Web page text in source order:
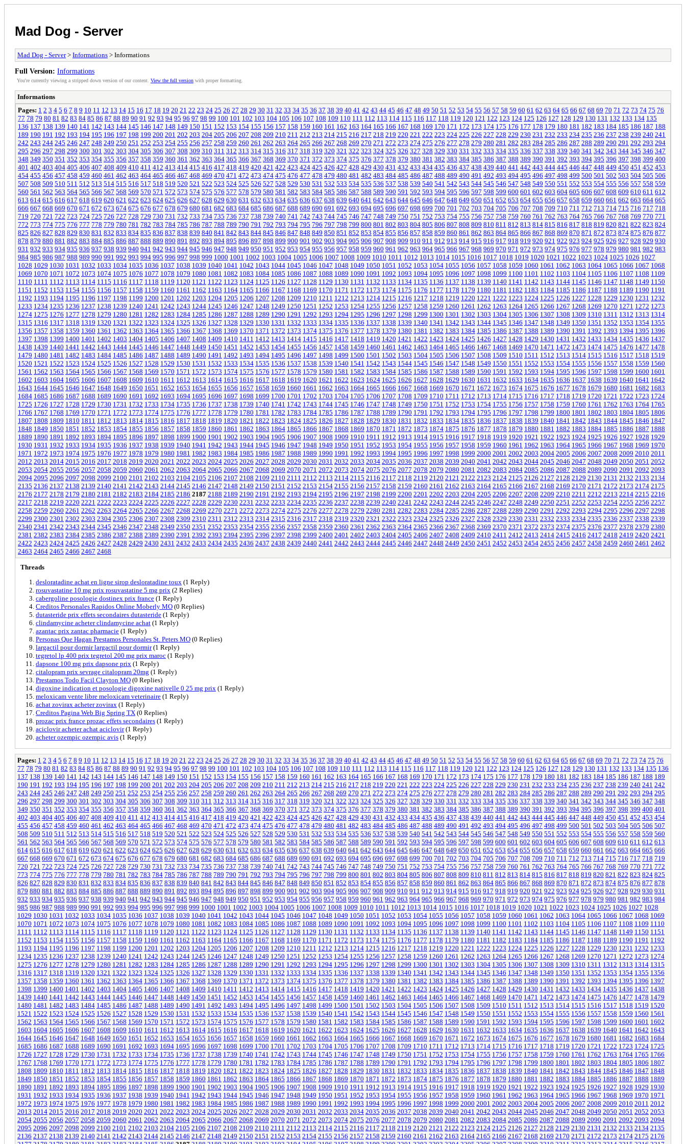
Mad Dog - Server
Mad Dog - Server> Informations > Informations
Full Version: Informations
You're currently viewing a stripped down version of our content. View the full version with proper formatting.
Informations
Pages: 1 2 3 4 5 6 7 8 9 10 11 12 13 14 15 16 17 18 19 20 21 22 23 24 25 26 27 28 29 30 31 32 33 34 35 36 37 38 39 40 41 42 43 44 45 46 47 48 49 50 51 52 53 54 55 56 57 58 59 60 61 62 63 64 65 66 67 68 69 70 71 72 73 74 75 76
77 78 79 80 81 82 83 84 85 86 87 88 89 90 91 92 93 94 95 96 97 98 99 100 101 102 103 104 105 106 107 108 109 110 111 112 113 114 115 116 117 118 119 120 121 122 123 124 125 126 127 128 129 130 131 132 133 134 135
136 137 138 139 140 141 142 143 144 145 146 147 148 149 150 151 152 153 154 155 156 157 158 159 160 161 162 163 164 165 166 167 168 169 170 171 172 173 174 175 176 177 178 179 180 181 182 183 184 185 186 187 188
189 190 191 192 193 194 195 196 197 198 199 200 201 202 203 204 205 206 207 208 209 210 211 212 213 214 215 216 217 218 219 220 221 222 223 224 225 226 227 228 229 230 231 232 233 234 235 236 237 238 239 240 241
242 243 244 245 246 247 248 249 250 251 252 253 254 255 256 257 258 259 260 261 262 263 264 265 266 267 268 269 270 271 272 273 274 275 276 277 278 279 280 281 282 283 284 285 286 287 288 289 290 291 292 293 294
295 296 297 298 299 300 301 302 303 304 305 306 307 308 309 310 311 312 313 314 315 316 317 318 319 320 321 322 323 324 325 326 327 328 329 330 331 332 333 334 335 336 337 338 339 340 341 342 343 344 345 346 347
348 349 350 351 352 353 354 355 356 357 358 359 360 361 362 363 364 365 366 367 368 369 370 371 372 373 374 375 376 377 378 379 380 381 382 383 384 385 386 387 388 389 390 391 392 393 394 395 396 397 398 399 400
401 402 403 404 405 406 407 408 409 410 411 412 413 414 415 416 417 418 419 420 421 422 423 424 425 426 427 428 429 430 431 432 433 434 435 436 437 438 439 440 441 442 443 444 445 446 447 448 449 450 451 452 453
454 455 456 457 458 459 460 461 462 463 464 465 466 467 468 469 470 471 472 473 474 475 476 477 478 479 480 481 482 483 484 485 486 487 488 489 490 491 492 493 494 495 496 497 498 499 500 501 502 503 504 505 506
507 508 509 510 511 512 513 514 515 516 517 518 519 520 521 522 523 524 525 526 527 528 529 530 531 532 533 534 535 536 537 538 539 540 541 542 543 544 545 546 547 548 549 550 551 552 553 554 555 556 557 558 559
560 561 562 563 564 565 566 567 568 569 570 571 572 573 574 575 576 577 578 579 580 581 582 583 584 585 586 587 588 589 590 591 592 593 594 595 596 597 598 599 600 601 602 603 604 605 606 607 608 609 610 611 612
613 614 615 616 617 618 619 620 621 622 623 624 625 626 627 628 629 630 631 632 633 634 635 636 637 638 639 640 641 642 643 644 645 646 647 648 649 650 651 652 653 654 655 656 657 658 659 660 661 662 663 664 665
666 667 668 669 670 671 672 673 674 675 676 677 678 679 680 681 682 683 684 685 686 687 688 689 690 691 692 693 694 695 696 697 698 699 700 701 702 703 704 705 706 707 708 709 710 711 712 713 714 715 716 717 718
719 720 721 722 723 724 725 726 727 728 729 730 731 732 733 734 735 736 737 738 739 740 741 742 743 744 745 746 747 748 749 750 751 752 753 754 755 756 757 758 759 760 761 762 763 764 765 766 767 768 769 770 771
772 773 774 775 776 777 778 779 780 781 782 783 784 785 786 787 788 789 790 791 792 793 794 795 796 797 798 799 800 801 802 803 804 805 806 807 808 809 810 811 812 813 814 815 816 817 818 819 820 821 822 823 824
825 826 827 828 829 830 831 832 833 834 835 836 837 838 839 840 841 842 843 844 845 846 847 848 849 850 851 852 853 854 855 856 857 858 859 860 861 862 863 864 865 866 867 868 869 870 871 872 873 874 875 876 877
878 879 880 881 882 883 884 885 886 887 888 889 890 891 892 893 894 895 896 897 898 899 900 901 902 903 904 905 906 907 908 909 910 911 912 913 914 915 916 917 918 919 920 921 922 923 924 925 926 927 928 929 930
931 932 933 934 935 936 937 938 939 940 941 942 943 944 945 946 947 948 949 950 951 952 953 954 955 956 957 958 959 960 961 962 963 964 965 966 967 968 969 970 971 972 973 974 975 976 977 978 979 980 981 982 983
984 985 986 987 988 989 990 991 992 993 994 995 996 997 998 999 1000 1001 1002 1003 1004 1005 1006 1007 1008 1009 1010 1011 1012 1013 1014 1015 1016 1017 1018 1019 1020 1021 1022 1023 1024 1025 1026 1027
1028 1029 1030 1031 1032 1033 1034 1035 1036 1037 1038 1039 1040 1041 1042 1043 1044 1045 1046 1047 1048 1049 1050 1051 1052 1053 1054 1055 1056 1057 1058 1059 1060 1061 1062 1063 1064 1065 1066 1067 1068
1069 1070 1071 1072 1073 1074 1075 1076 1077 1078 1079 1080 1081 1082 1083 1084 1085 1086 1087 1088 1089 1090 1091 1092 1093 1094 1095 1096 1097 1098 1099 1100 1101 1102 1103 1104 1105 1106 1107 1108 1109
1110 1111 1112 1113 1114 1115 1116 1117 1118 1119 1120 1121 1122 1123 1124 1125 1126 1127 1128 1129 1130 1131 1132 1133 1134 1135 1136 1137 1138 1139 1140 1141 1142 1143 1144 1145 1146 1147 1148 1149 1150
1151 1152 1153 1154 1155 1156 1157 1158 1159 1160 1161 1162 1163 1164 1165 1166 1167 1168 1169 1170 1171 1172 1173 1174 1175 1176 1177 1178 1179 1180 1181 1182 1183 1184 1185 1186 1187 1188 1189 1190 1191
1192 1193 1194 1195 1196 1197 1198 1199 1200 1201 1202 1203 1204 1205 1206 1207 1208 1209 1210 1211 1212 1213 1214 1215 1216 1217 1218 1219 1220 1221 1222 1223 1224 1225 1226 1227 1228 1229 1230 1231 1232
1233 1234 1235 1236 1237 1238 1239 1240 1241 1242 1243 1244 1245 1246 1247 1248 1249 1250 1251 1252 1253 1254 1255 1256 1257 1258 1259 1260 1261 1262 1263 1264 1265 1266 1267 1268 1269 1270 1271 1272 1273
1274 1275 1276 1277 1278 1279 1280 1281 1282 1283 1284 1285 1286 1287 1288 1289 1290 1291 1292 1293 1294 1295 1296 1297 1298 1299 1300 1301 1302 1303 1304 1305 1306 1307 1308 1309 1310 1311 1312 1313 1314
1315 1316 1317 1318 1319 1320 1321 1322 1323 1324 1325 1326 1327 1328 1329 1330 1331 1332 1333 1334 1335 1336 1337 1338 1339 1340 1341 1342 1343 1344 1345 1346 1347 1348 1349 1350 1351 1352 1353 1354 1355
1356 1357 1358 1359 1360 1361 1362 1363 1364 1365 1366 1367 1368 1369 1370 1371 1372 1373 1374 1375 1376 1377 1378 1379 1380 1381 1382 1383 1384 1385 1386 1387 1388 1389 1390 1391 1392 1393 1394 1395 1396
1397 1398 1399 1400 1401 1402 1403 1404 1405 1406 1407 1408 1409 1410 1411 1412 1413 1414 1415 1416 1417 1418 1419 1420 1421 1422 1423 1424 1425 1426 1427 1428 1429 1430 1431 1432 1433 1434 1435 1436 1437
1438 1439 1440 1441 1442 1443 1444 1445 1446 1447 1448 1449 1450 1451 1452 1453 1454 1455 1456 1457 1458 1459 1460 1461 1462 1463 1464 1465 1466 1467 1468 1469 1470 1471 1472 1473 1474 1475 1476 1477 1478
1479 1480 1481 1482 1483 1484 1485 1486 1487 1488 1489 1490 1491 1492 1493 1494 1495 1496 1497 1498 1499 1500 1501 1502 1503 1504 1505 1506 1507 1508 1509 1510 1511 1512 1513 1514 1515 1516 1517 1518 1519
1520 1521 1522 1523 1524 1525 1526 1527 1528 1529 1530 1531 1532 1533 1534 1535 1536 1537 1538 1539 1540 1541 1542 1543 1544 1545 1546 1547 1548 1549 1550 1551 1552 1553 1554 1555 1556 1557 1558 1559 1560
1561 1562 1563 1564 1565 1566 1567 1568 1569 1570 1571 1572 1573 1574 1575 1576 1577 1578 1579 1580 1581 1582 1583 1584 1585 1586 1587 1588 1589 1590 1591 1592 1593 1594 1595 1596 1597 1598 1599 1600 1601
1602 1603 1604 1605 1606 1607 1608 1609 1610 1611 1612 1613 1614 1615 1616 1617 1618 1619 1620 1621 1622 1623 1624 1625 1626 1627 1628 1629 1630 1631 1632 1633 1634 1635 1636 1637 1638 1639 1640 1641 1642
1643 1644 1645 1646 1647 1648 1649 1650 1651 1652 1653 1654 1655 1656 1657 1658 1659 1660 1661 1662 1663 1664 1665 1666 1667 1668 1669 1670 1671 1672 1673 1674 1675 1676 1677 1678 1679 1680 1681 1682 1683
1684 1685 1686 1687 1688 1689 1690 1691 1692 1693 1694 1695 1696 1697 1698 1699 1700 1701 1702 1703 1704 1705 1706 1707 1708 1709 1710 1711 1712 1713 1714 1715 1716 1717 1718 1719 1720 1721 1722 1723 1724
1725 1726 1727 1728 1729 1730 1731 1732 1733 1734 1735 1736 1737 1738 1739 1740 1741 1742 1743 1744 1745 1746 1747 1748 1749 1750 1751 1752 1753 1754 1755 1756 1757 1758 1759 1760 1761 1762 1763 1764 1765
1766 1767 1768 1769 1770 1771 1772 1773 1774 1775 1776 1777 1778 1779 1780 1781 1782 1783 1784 1785 1786 1787 1788 1789 1790 1791 1792 1793 1794 1795 1796 1797 1798 1799 1800 1801 1802 1803 1804 1805 1806
1807 1808 1809 1810 1811 1812 1813 1814 1815 1816 1817 1818 1819 1820 1821 1822 1823 1824 1825 1826 1827 1828 1829 1830 1831 1832 1833 1834 1835 1836 1837 1838 1839 1840 1841 1842 1843 1844 1845 1846 1847
1848 1849 1850 1851 1852 1853 1854 1855 1856 1857 1858 1859 1860 1861 1862 1863 1864 1865 1866 1867 1868 1869 1870 1871 1872 1873 1874 1875 1876 1877 1878 1879 1880 1881 1882 1883 1884 1885 1886 1887 1888
1889 1890 1891 1892 1893 1894 1895 1896 1897 1898 1899 1900 1901 1902 1903 1904 1905 1906 1907 1908 1909 1910 1911 1912 1913 1914 1915 1916 1917 1918 1919 1920 1921 1922 1923 1924 1925 1926 1927 1928 1929
1930 1931 1932 1933 1934 1935 1936 1937 1938 1939 1940 1941 1942 1943 1944 1945 1946 1947 1948 1949 1950 1951 1952 1953 1954 1955 1956 1957 1958 1959 1960 1961 1962 1963 1964 1965 1966 1967 1968 1969 1970
1971 1972 1973 1974 1975 1976 1977 1978 1979 1980 1981 1982 1983 1984 1985 1986 1987 1988 1989 1990 1991 1992 1993 1994 1995 1996 1997 1998 1999 2000 2001 2002 2003 2004 2005 2006 2007 2008 2009 2010 2011
2012 2013 2014 2015 2016 2017 2018 2019 2020 2021 2022 2023 2024 2025 2026 2027 2028 2029 2030 2031 2032 2033 2034 2035 2036 2037 2038 2039 2040 2041 2042 2043 2044 2045 2046 2047 2048 2049 2050 2051 2052
2053 2054 2055 2056 2057 2058 2059 2060 2061 2062 2063 2064 2065 2066 2067 2068 2069 2070 2071 2072 2073 2074 2075 2076 2077 2078 2079 2080 2081 2082 2083 2084 2085 2086 2087 2088 2089 2090 2091 2092 2093
2094 2095 2096 2097 2098 2099 2100 2101 2102 2103 2104 2105 2106 2107 2108 2109 2110 2111 2112 2113 2114 2115 2116 2117 2118 2119 2120 2121 2122 2123 2124 2125 2126 2127 2128 2129 2130 2131 2132 2133 2134
2135 2136 2137 2138 2139 2140 2141 2142 2143 2144 2145 2146 2147 2148 2149 2150 2151 2152 2153 2154 2155 2156 2157 2158 2159 2160 2161 2162 2163 2164 2165 2166 2167 2168 2169 2170 2171 2172 2173 2174 2175
2176 2177 2178 2179 2180 2181 2182 2183 2184 2185 2186 2187 2188 2189 2190 2191 2192 2193 2194 2195 2196 2197 2198 2199 2200 2201 2202 2203 2204 2205 2206 2207 2208 2209 2210 2211 2212 2213 2214 2215 2216
2217 2218 2219 2220 2221 2222 2223 2224 2225 2226 2227 2228 2229 2230 2231 2232 2233 2234 2235 2236 2237 2238 2239 2240 2241 2242 2243 2244 2245 2246 2247 2248 2249 2250 2251 2252 2253 2254 2255 2256 2257
2258 2259 2260 2261 2262 2263 2264 2265 2266 2267 2268 2269 2270 2271 2272 2273 2274 2275 2276 2277 2278 2279 2280 2281 2282 2283 2284 2285 2286 2287 2288 2289 2290 2291 2292 2293 2294 2295 2296 2297 2298
2299 2300 2301 2302 2303 2304 2305 2306 2307 2308 2309 2310 2311 2312 2313 2314 2315 2316 2317 2318 2319 2320 2321 2322 2323 2324 2325 2326 2327 2328 2329 2330 2331 2332 2333 2334 2335 2336 2337 2338 2339
2340 2341 2342 2343 2344 2345 2346 2347 2348 2349 2350 2351 2352 2353 2354 2355 2356 2357 2358 2359 2360 2361 2362 2363 2364 2365 2366 2367 2368 2369 2370 2371 2372 2373 2374 2375 2376 2377 2378 2379 2380
2381 2382 2383 2384 2385 2386 2387 2388 2389 2390 2391 2392 2393 2394 2395 2396 2397 2398 2399 2400 2401 2402 2403 2404 2405 2406 2407 2408 2409 2410 2411 2412 2413 2414 2415 2416 2417 2418 2419 2420 2421
2422 2423 2424 2425 2426 2427 2428 2429 2430 2431 2432 2433 2434 2435 2436 2437 2438 2439 2440 2441 2442 2443 2444 2445 2446 2447 2448 2449 2450 2451 2452 2453 2454 2455 2456 2457 2458 2459 2460 2461 2462
2463 2464 2465 2466 2467 2468
Threads
desloratadine achat en ligne sirop desloratadine toux (1 Reply)
rosuvastatine 10 mg prix rosuvastatine 5 mg prix (2 Replies)
cabergoline posologie dostinex prix france (1 Reply)
Creditos Personales Rapidos Online Moberly MO (0 Replies)
dutasteride prix effets secondaires dutasteride (1 Reply)
clindamycine acheter clindamycine achat (1 Reply)
azantac prix zantac pharmacie (1 Reply)
Personas Que Hagan Prestamos Personales St. Peters MO (0 Replies)
largactil pour dormir largactil pour dormir(1 Reply)
tegretol lp 400 prix tegretol 200 mg prix maroc (1 Reply)
dapsone 100 mg prix dapsone prix (1 Reply)
citalopram prix sevrage citalopram 20mg (1 Reply)
Prestamos Todo Facil Clayton MO (0 Replies)
digoxine indication et posologie digoxine nativelle 0 25 mg prix (1 Reply)
meloxicam vente libre meloxicam veterinaire (1 Reply)
achat zovirax acheter zovirax (1 Reply)
Creditos Pagina Web Big Spring TX (0 Replies)
prozac prix france prozac effets secondaires (1 Reply)
aciclovir acheter achat aciclovir(1 Reply)
acheter ozempic ozempic avis (1 Reply)
Pages: 1 2 3 4 5 6 7 8 9 10 11 12 13 14 15 16 17 18 19 20 21 22 23 24 25 26 27 28 29 30 31 32 33 34 35 36 37 38 39 40 41 42 43 44 45 46 47 48 49 50 51 52 53 54 55 56 57 58 59 60 61 62 63 64 65 66 67 68 69 70 71 72 73 74 75 76
77 78 79 80 81 82 83 84 85 86 87 88 89 90 91 92 93 94 95 96 97 98 99 100 101 102 103 104 105 106 107 108 109 110 111 112 113 114 115 116 117 118 119 120 121 122 123 124 125 126 127 128 129 130 131 132 133 134 135 136
137 138 139 140 141 142 143 144 145 146 147 148 149 150 151 152 153 154 155 156 157 158 159 160 161 162 163 164 165 166 167 168 169 170 171 172 173 174 175 176 177 178 179 180 181 182 183 184 185 186 187 188 189
190 191 192 193 194 195 196 197 198 199 200 201 202 203 204 205 206 207 208 209 210 211 212 213 214 215 216 217 218 219 220 221 222 223 224 225 226 227 228 229 230 231 232 233 234 235 236 237 238 239 240 241 242
243 244 245 246 247 248 249 250 251 252 253 254 255 256 257 258 259 260 261 262 263 264 265 266 267 268 269 270 271 272 273 274 275 276 277 278 279 280 281 282 283 284 285 286 287 288 289 290 291 292 293 294 295
296 297 298 299 300 301 302 303 304 305 306 307 308 309 310 311 312 313 314 315 316 317 318 319 320 321 322 323 324 325 326 327 328 329 330 331 332 333 334 335 336 337 338 339 340 341 342 343 344 345 346 347 348
349 350 351 352 353 354 355 356 357 358 359 360 361 362 363 364 365 366 367 368 369 370 371 372 373 374 375 376 377 378 379 380 381 382 383 384 385 386 387 388 389 390 391 392 393 394 395 396 397 398 399 400 401
402 403 404 405 406 407 408 409 410 411 412 413 414 415 416 417 418 419 420 421 422 423 424 425 426 427 428 429 430 431 432 433 434 435 436 437 438 439 440 441 442 443 444 445 446 447 448 449 450 451 452 453 454
455 456 457 458 459 460 461 462 463 464 465 466 467 468 469 470 471 472 473 474 475 476 477 478 479 480 481 482 483 484 485 486 487 488 489 490 491 492 493 494 495 496 497 498 499 500 501 502 503 504 505 506 507
508 509 510 511 512 513 514 515 516 517 518 519 520 521 522 523 524 525 526 527 528 529 530 531 532 533 534 535 536 537 538 539 540 541 542 543 544 545 546 547 548 549 550 551 552 553 554 555 556 557 558 559 560
561 562 563 564 565 566 567 568 569 570 571 572 573 574 575 576 577 578 579 580 581 582 583 584 585 586 587 588 589 590 591 592 593 594 595 596 597 598 599 600 601 602 603 604 605 606 607 608 609 610 611 612 613
614 615 616 617 618 619 620 621 622 623 624 625 626 627 628 629 630 631 632 633 634 635 636 637 638 639 640 641 642 643 644 645 646 647 648 649 650 651 652 653 654 655 656 657 658 659 660 661 662 663 664 665 666
667 668 669 670 671 672 673 674 675 676 677 678 679 680 681 682 683 684 685 686 687 688 689 690 691 692 693 694 695 696 697 698 699 700 701 702 703 704 705 706 707 708 709 710 711 712 713 714 715 716 717 718 719
720 721 722 723 724 725 726 727 728 729 730 731 732 733 734 735 736 737 738 739 740 741 742 743 744 745 746 747 748 749 750 751 752 753 754 755 756 757 758 759 760 761 762 763 764 765 766 767 768 769 770 771 772
773 774 775 776 777 778 779 780 781 782 783 784 785 786 787 788 789 790 791 792 793 794 795 796 797 798 799 800 801 802 803 804 805 806 807 808 809 810 811 812 813 814 815 816 817 818 819 820 821 822 823 824 825
826 827 828 829 830 831 832 833 834 835 836 837 838 839 840 841 842 843 844 845 846 847 848 849 850 851 852 853 854 855 856 857 858 859 860 861 862 863 864 865 866 867 868 869 870 871 872 873 874 875 876 877 878
879 880 881 882 883 884 885 886 887 888 889 890 891 892 893 894 895 896 897 898 899 900 901 902 903 904 905 906 907 908 909 910 911 912 913 914 915 916 917 918 919 920 921 922 923 924 925 926 927 928 929 930 931
932 933 934 935 936 937 938 939 940 941 942 943 944 945 946 947 948 949 950 951 952 953 954 955 956 957 958 959 960 961 962 963 964 965 966 967 968 969 970 971 972 973 974 975 976 977 978 979 980 981 982 983 984
985 986 987 988 989 990 991 992 993 994 995 996 997 998 999 1000 1001 1002 1003 1004 1005 1006 1007 1008 1009 1010 1011 1012 1013 1014 1015 1016 1017 1018 1019 1020 1021 1022 1023 1024 1025 1026 1027 1028
1029 1030 1031 1032 1033 1034 1035 1036 1037 1038 1039 1040 1041 1042 1043 1044 1045 1046 1047 1048 1049 1050 1051 1052 1053 1054 1055 1056 1057 1058 1059 1060 1061 1062 1063 1064 1065 1066 1067 1068 1069
1070 1071 1072 1073 1074 1075 1076 1077 1078 1079 1080 1081 1082 1083 1084 1085 1086 1087 1088 1089 1090 1091 1092 1093 1094 1095 1096 1097 1098 1099 1100 1101 1102 1103 1104 1105 1106 1107 1108 1109 1110
1111 1112 1113 1114 1115 1116 1117 1118 1119 1120 1121 1122 1123 1124 1125 1126 1127 1128 1129 1130 1131 1132 1133 1134 1135 1136 1137 1138 1139 1140 1141 1142 1143 1144 1145 1146 1147 1148 1149 1150 1151
1152 1153 1154 1155 1156 1157 1158 1159 1160 1161 1162 1163 1164 1165 1166 1167 1168 1169 1170 1171 1172 1173 1174 1175 1176 1177 1178 1179 1180 1181 1182 1183 1184 1185 1186 1187 1188 1189 1190 1191 1192
1193 1194 1195 1196 1197 1198 1199 1200 1201 1202 1203 1204 1205 1206 1207 1208 1209 1210 1211 1212 1213 1214 1215 1216 1217 1218 1219 1220 1221 1222 1223 1224 1225 1226 1227 1228 1229 1230 1231 1232 1233
1234 1235 1236 1237 1238 1239 1240 1241 1242 1243 1244 1245 1246 1247 1248 1249 1250 1251 1252 1253 1254 1255 1256 1257 1258 1259 1260 1261 1262 1263 1264 1265 1266 1267 1268 1269 1270 1271 1272 1273 1274
1275 1276 1277 1278 1279 1280 1281 1282 1283 1284 1285 1286 1287 1288 1289 1290 1291 1292 1293 1294 1295 1296 1297 1298 1299 1300 1301 1302 1303 1304 1305 1306 1307 1308 1309 1310 1311 1312 1313 1314 1315
1316 1317 1318 1319 1320 1321 1322 1323 1324 1325 1326 1327 1328 1329 1330 1331 1332 1333 1334 1335 1336 1337 1338 1339 1340 1341 1342 1343 1344 1345 1346 1347 1348 1349 1350 1351 1352 1353 1354 1355 1356
1357 1358 1359 1360 1361 1362 1363 1364 1365 1366 1367 1368 1369 1370 1371 1372 1373 1374 1375 1376 1377 1378 1379 1380 1381 1382 1383 1384 1385 1386 1387 1388 1389 1390 1391 1392 1393 1394 1395 1396 1397
1398 1399 1400 1401 1402 1403 1404 1405 1406 1407 1408 1409 1410 1411 1412 1413 1414 1415 1416 1417 1418 1419 1420 1421 1422 1423 1424 1425 1426 1427 1428 1429 1430 1431 1432 1433 1434 1435 1436 1437 1438
1439 1440 1441 1442 1443 1444 1445 1446 1447 1448 1449 1450 1451 1452 1453 1454 1455 1456 1457 1458 1459 1460 1461 1462 1463 1464 1465 1466 1467 1468 1469 1470 1471 1472 1473 1474 1475 1476 1477 1478 1479
1480 1481 1482 1483 1484 1485 1486 1487 1488 1489 1490 1491 1492 1493 1494 1495 1496 1497 1498 1499 1500 1501 1502 1503 1504 1505 1506 1507 1508 1509 1510 1511 1512 1513 1514 1515 1516 1517 1518 1519 1520
1521 1522 1523 1524 1525 1526 1527 1528 1529 1530 1531 1532 1533 1534 1535 1536 1537 1538 1539 1540 1541 1542 1543 1544 1545 1546 1547 1548 1549 1550 1551 1552 1553 1554 1555 1556 1557 1558 1559 1560 1561
1562 1563 1564 1565 1566 1567 1568 1569 1570 1571 1572 1573 1574 1575 1576 1577 1578 1579 1580 1581 1582 1583 1584 1585 1586 1587 1588 1589 1590 1591 1592 1593 1594 1595 1596 1597 1598 1599 1600 1601 1602
1603 1604 1605 1606 1607 1608 1609 1610 1611 1612 1613 1614 1615 1616 1617 1618 1619 1620 1621 1622 1623 1624 1625 1626 1627 1628 1629 1630 1631 1632 1633 1634 1635 1636 1637 1638 1639 1640 1641 1642 1643
1644 1645 1646 1647 1648 1649 1650 1651 1652 1653 1654 1655 1656 1657 1658 1659 1660 1661 1662 1663 1664 1665 1666 1667 1668 1669 1670 1671 1672 1673 1674 1675 1676 1677 1678 1679 1680 1681 1682 1683 1684
1685 1686 1687 1688 1689 1690 1691 1692 1693 1694 1695 1696 1697 1698 1699 1700 1701 1702 1703 1704 1705 1706 1707 1708 1709 1710 1711 1712 1713 1714 1715 1716 1717 1718 1719 1720 1721 1722 1723 1724 1725
1726 1727 1728 1729 1730 1731 1732 1733 1734 1735 1736 1737 1738 1739 1740 1741 1742 1743 1744 1745 1746 1747 1748 1749 1750 1751 1752 1753 1754 1755 1756 1757 1758 1759 1760 1761 1762 1763 1764 1765 1766
1767 1768 1769 1770 1771 1772 1773 1774 1775 1776 1777 1778 1779 1780 1781 1782 1783 1784 1785 1786 1787 1788 1789 1790 1791 1792 1793 1794 1795 1796 1797 1798 1799 1800 1801 1802 1803 1804 1805 1806 1807
1808 1809 1810 1811 1812 1813 1814 1815 1816 1817 1818 1819 1820 1821 1822 1823 1824 1825 1826 1827 1828 1829 1830 1831 1832 1833 1834 1835 1836 1837 1838 1839 1840 1841 1842 1843 1844 1845 1846 1847 1848
1849 1850 1851 1852 1853 1854 1855 1856 1857 1858 1859 1860 1861 1862 1863 1864 1865 1866 1867 1868 1869 1870 1871 1872 1873 1874 1875 1876 1877 1878 1879 1880 1881 1882 1883 1884 1885 1886 1887 1888 1889
1890 1891 1892 1893 1894 1895 1896 1897 1898 1899 1900 1901 1902 1903 1904 1905 1906 1907 1908 1909 1910 1911 1912 1913 1914 1915 1916 1917 1918 1919 1920 1921 1922 1923 1924 1925 1926 1927 1928 1929 1930
1931 1932 1933 1934 1935 1936 1937 1938 1939 1940 1941 1942 1943 1944 1945 1946 1947 1948 1949 1950 1951 1952 1953 1954 1955 1956 1957 1958 1959 1960 1961 1962 1963 1964 1965 1966 1967 1968 1969 1970 1971
1972 1973 1974 1975 1976 1977 1978 1979 1980 1981 1982 1983 1984 1985 1986 1987 1988 1989 1990 1991 1992 1993 1994 1995 1996 1997 1998 1999 2000 2001 2002 2003 2004 2005 2006 2007 2008 2009 2010 2011 2012
2013 2014 2015 2016 2017 2018 2019 2020 2021 2022 2023 2024 2025 2026 2027 2028 2029 2030 2031 2032 2033 2034 2035 2036 2037 2038 2039 2040 2041 2042 2043 2044 2045 2046 2047 2048 2049 2050 2051 2052 2053
2054 2055 2056 2057 2058 2059 2060 2061 2062 2063 2064 2065 2066 2067 2068 2069 2070 2071 2072 2073 2074 2075 2076 2077 2078 2079 2080 2081 2082 2083 2084 2085 2086 2087 2088 2089 2090 2091 2092 2093 2094
2095 2096 2097 2098 2099 2100 2101 2102 2103 2104 2105 2106 2107 2108 2109 2110 2111 2112 2113 2114 2115 2116 2117 2118 2119 2120 2121 2122 2123 2124 2125 2126 2127 2128 2129 2130 2131 2132 2133 2134 2135
2136 2137 2138 2139 2140 2141 2142 2143 2144 2145 2146 2147 2148 2149 2150 2151 2152 2153 2154 2155 2156 2157 2158 2159 2160 2161 2162 2163 2164 2165 2166 2167 2168 2169 2170 2171 2172 2173 2174 2175 2176